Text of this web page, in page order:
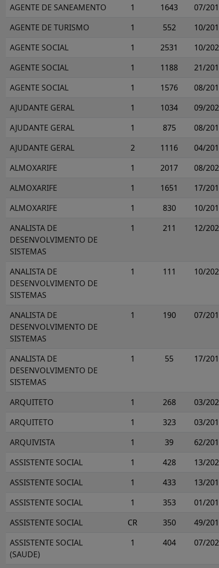
AGENTE DE SANEAMENTO 1 1643
07/
AGENTE DE TURISMO
1 552
10/
AGENTE SOCIAL
1 2531
10/
AGENTE SOCIAL
1 1188
21/
AGENTE SOCIAL
1 1576
08/
AJUDANTE GERAL
1 1034
09/
AJUDANTE GERAL
1 875
08/
AJUDANTE GERAL
2 1116
04/
ALMOXARIFE
1 2017
08/
ALMOXARIFE
1 1651
17/
ALMOXARIFE
1 830
10/
ANALISTA DE
DESENVOLVIMENTO DE
SISTEMAS
1 211 12/
ANALISTA DE
DESENVOLVIMENTO DE
SISTEMAS
1 111 10/
ANALISTA DE
DESENVOLVIMENTO DE
SISTEMAS
1 190 07/
ANALISTA DE
DESENVOLVIMENTO DE
SISTEMAS
1 55 17/
ARQUITETO 1 268
03/
ARQUITETO
1 323
03/
ARQUIVISTA
1 39
62/
ASSISTENTE SOCIAL
1 428
13/
ASSISTENTE SOCIAL
1 433
13/
ASSISTENTE SOCIAL
1 353
01/
ASSISTENTE SOCIAL
CR 350
49/
ASSISTENTE SOCIAL
(SAUDE)
1 404 07/